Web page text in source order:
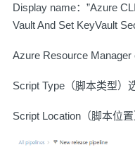
Display name：”Azure
Vault And Set KeyVault
Azure Resource
Script Type（脚本类型）
Script Location（脚本位置